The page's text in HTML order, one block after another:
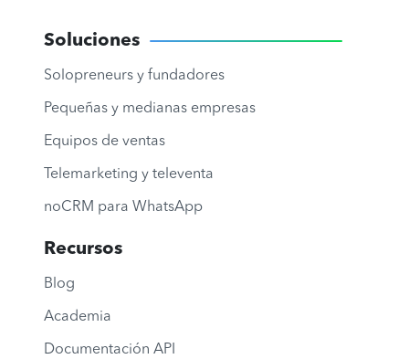
Soluciones
Solopreneurs y fundadores
Pequeñas y medianas empresas
Equipos de ventas
Telemarketing y televenta
noCRM para WhatsApp
Recursos
Blog
Academia
Documentación API